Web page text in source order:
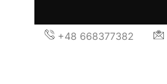
+48 668377382